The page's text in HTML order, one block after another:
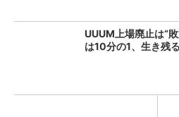
UUUM上場廃止は“
は10分の1、生き残